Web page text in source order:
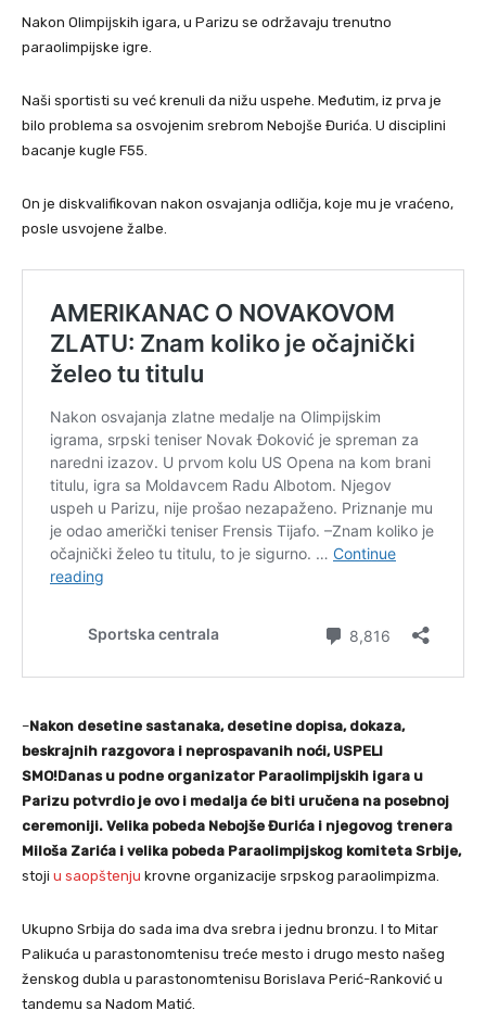
Nakon Olimpijskih igara, u Parizu se održavaju trenutno
paraolimpijske igre.
Naši sportisti su već krenuli da nižu uspehe. Međutim, iz prva je
bilo problema sa osvojenim srebrom Nebojše Đurića. U disciplini
bacanje kugle F55.
On je diskvalifikovan nakon osvajanja odličja, koje mu je vraćeno,
posle usvojene žalbe.
–Nakon desetine sastanaka, desetine dopisa, dokaza,
beskrajnih razgovora i neprospavanih noći, USPELI
SMO!Danas u podne organizator Paraolimpijskih igara u
Parizu potvrdio je ovo i medalja će biti uručena na posebnoj
ceremoniji. Velika pobeda Nebojše Đurića i njegovog trenera
Miloša Zarića i velika pobeda Paraolimpijskog komiteta Srbije,
stoji u saopštenju krovne organizacije srpskog paraolimpizma.
Ukupno Srbija do sada ima dva srebra i jednu bronzu. I to Mitar
Palikuća u parastonomtenisu treće mesto i drugo mesto našeg
ženskog dubla u parastonomtenisu Borislava Perić-Ranković u
tandemu sa Nadom Matić.